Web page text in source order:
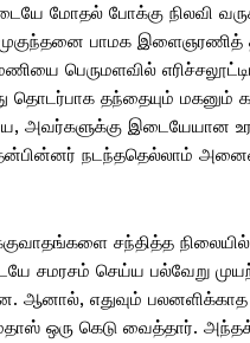
மோதல் போக்கு நிலவி
முகுந்தனை பாமக
பெருமளவில்
தொடர்பாக தந்தையும் மகனும்
அவர்களுக்கு இடையேயான
நடந்ததெல்லாம்
சந்தித்த
சமரசம் செய்ய பல்வேறு
ஆனால், எதுவும் பலனளிக்காத
ஒரு கெடு வைத்தார். அந்தக்